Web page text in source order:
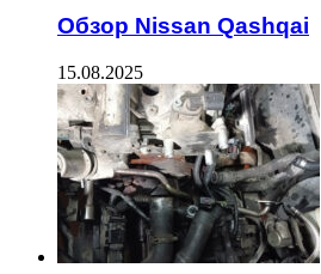
Обзор Nissan Qashqai
15.08.2025